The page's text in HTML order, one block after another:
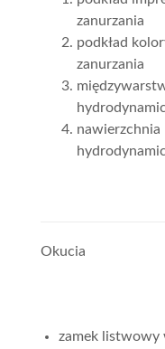
zanurzania
podkład
zanurzania
nawierzchnia
Okucia
zamek listwowy